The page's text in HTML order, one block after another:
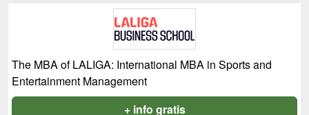
The MBA of LALIGA: International MBA in Sports and
Entertainment Management
+ info gratis